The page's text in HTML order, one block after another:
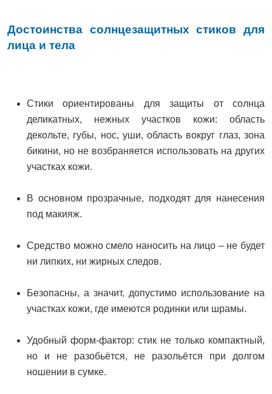
Достоинства солнцезащитных стиков для
лица и тела
Стики ориентированы для защиты от солнца
деликатных, нежных участков кожи: область
декольте, губы, нос, уши, область вокруг глаз, зона
бикини, но не возбраняется использовать на других
участках кожи.
В основном прозрачные, подходят для нанесения
под макияж.
Средство можно смело наносить на лицо – не будет
ни липких, ни жирных следов.
Безопасны, а значит, допустимо использование на
участках кожи, где имеются родинки или шрамы.
Удобный форм-фактор: стик не только компактный,
но и не разобьётся, не разольётся при долгом
ношении в сумке.